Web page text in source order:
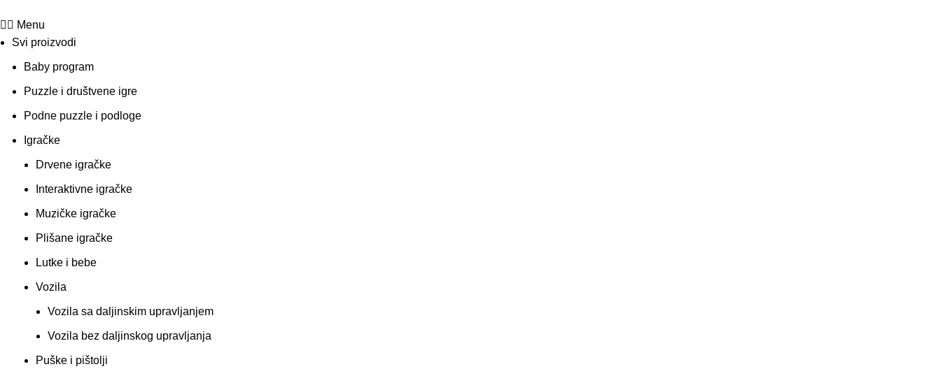
Menu
Svi proizvodi
Baby program
Puzzle i društvene igre
Podne puzzle i podloge
Igračke
Drvene igračke
Interaktivne igračke
Muzičke igračke
Plišane igračke
Lutke i bebe
Vozila
Vozila sa daljinskim upravljanjem
Vozila bez daljinskog upravljanja
Puške i pištolji